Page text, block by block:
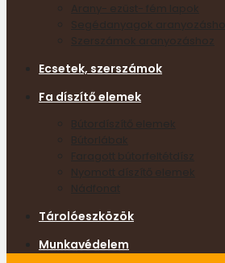
Arany- ezüst- fém lapok
Segédanyagok aranyozáshoz
Szerszámok aranyozáshoz
Ecsetek, szerszámok
Fa díszítő elemek
Bútordíszítő elemek
Bútorlábak
Faragott bútorfeltétdísz
Nyomott díszítő elemek
Tárolóeszközök
Munkavédelem